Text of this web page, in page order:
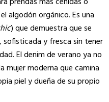
algodón orgánico. Es una
) que demuestra que se
sofisticada y fresca sin tener
El denim de verano ya no
mujer moderna que camina
piel y dueña de su propio